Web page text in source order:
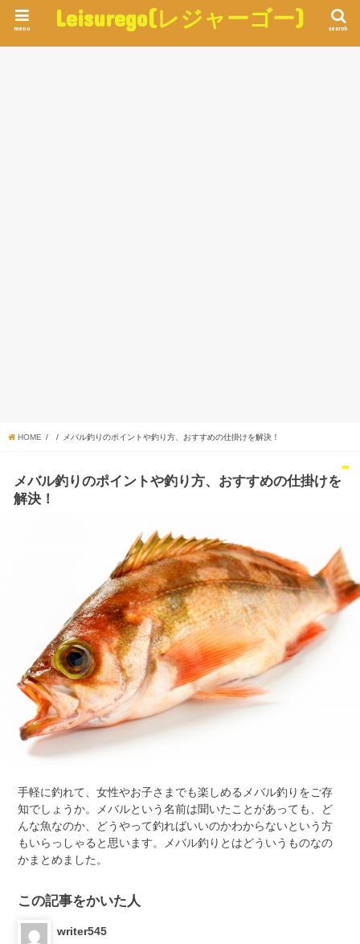
Leisurego(レジャーゴー) search
menu
HOME メバル釣りのポイントや釣り方、おすすめの仕掛けを解決！
メバル釣りのポイントや釣り方、おすすめの仕掛けを
解決！
手軽に釣れて、女性やお子さまでも楽しめるメバル釣りをご存
知でしょうか。メバルという名前は聞いたことがあっても、ど
んな魚なのか、どうやって釣ればいいのかわからないという方
もいらっしゃると思います。メバル釣りとはどういうものなの
かまとめました。
この記事をかいた人
writer545